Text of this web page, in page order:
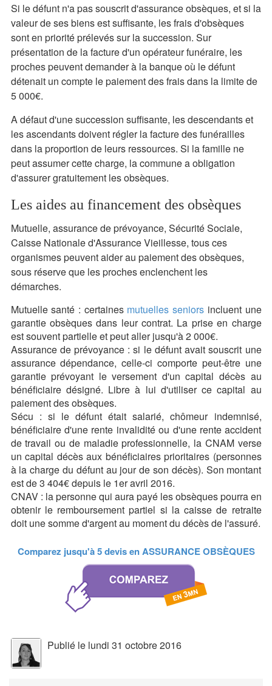
Si le défunt n'a pas souscrit d'assurance obsèques, et si la
valeur de ses biens est suffisante, les frais d'obsèques
sont en priorité prélevés sur la succession. Sur
présentation de la facture d'un opérateur funéraire, les
proches peuvent demander à la banque où le défunt
détenait un compte le paiement des frais dans la limite de
5 000€.
A défaut d'une succession suffisante, les descendants et
les ascendants doivent régler la facture des funérailles
dans la proportion de leurs ressources. Si la famille ne
peut assumer cette charge, la commune a obligation
d'assurer gratuitement les obsèques.
Les aides au financement des obsèques
Mutuelle, assurance de prévoyance, Sécurité Sociale,
Caisse Nationale d'Assurance Vieillesse, tous ces
organismes peuvent aider au paiement des obsèques,
sous réserve que les proches enclenchent les
démarches.
Mutuelle santé : certaines mutuelles seniors incluent une
garantie obsèques dans leur contrat. La prise en charge
est souvent partielle et peut aller jusqu'à 2 000€.
Assurance de prévoyance : si le défunt avait souscrit une
assurance dépendance, celle-ci comporte peut-être une
garantie prévoyant le versement d'un capital décès au
bénéficiaire désigné. Libre à lui d'utiliser ce capital au
paiement des obsèques.
Sécu : si le défunt était salarié, chômeur indemnisé,
bénéficiaire d'une rente invalidité ou d'une rente accident
de travail ou de maladie professionnelle, la CNAM verse
un capital décès aux bénéficiaires prioritaires (personnes
à la charge du défunt au jour de son décès). Son montant
est de 3 404€ depuis le 1er avril 2016.
CNAV : la personne qui aura payé les obsèques pourra en
obtenir le remboursement partiel si la caisse de retraite
doit une somme d'argent au moment du décès de l'assuré.
Comparez jusqu'à 5 devis enASSURANCE OBSÈQUES
Publié le lundi 31 octobre 2016